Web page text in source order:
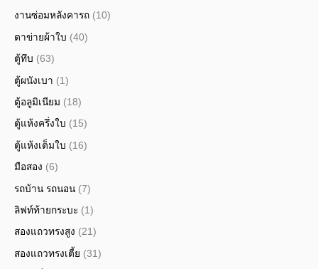
งานซ่อมหลังคารถ (10)
ตาข่ายผ้าใบ (40)
ตู้ทึบ (63)
ตู้ผนังเบา (1)
ตู้อลูมิเนียม (18)
ตู้แห้งครึ่งใบ (15)
ตู้แห้งเต็มใบ (16)
มือสอง (6)
รถบ้าน รถนอน (7)
ลิฟท์ท้ายกระบะ (1)
สองแถวทรงสูง (21)
สองแถวทรงเตี้ย (31)